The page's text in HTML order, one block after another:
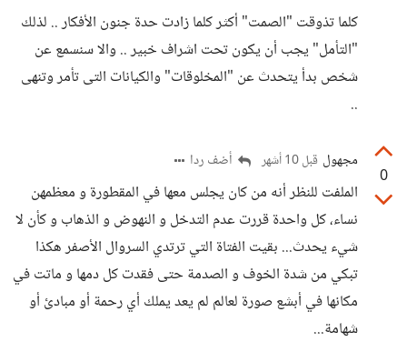
كلما تذوقت "الصمت" أكثر كلما زادت حدة جنون الأفكار .. لذلك
"التأمل" يجب أن يكون تحت اشراف خبير .. والا سنسمع عن
شخص بدأ يتحدث عن "المخلوقات" والكيانات التى تأمر وتنهى
..
0
مجهول قبل 10 أشهر أضف ردا
الملفت للنظر أنه من كان يجلس معها في المقطورة و معظمهن
نساء، كل واحدة قررت عدم التدخل و النهوض و الذهاب و كأن لا
شيء يحدث... بقيت الفتاة التي ترتدي السروال الأصفر هكذا
تبكي من شدة الخوف و الصدمة حتى فقدت كل دمها و ماتت في
مكانها في أبشع صورة لعالم لم يعد يملك أي رحمة أو مبادئ أو
شهامة...